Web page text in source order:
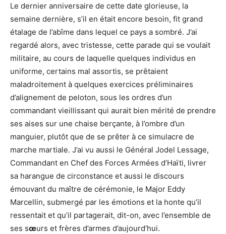
Le dernier anniversaire de cette date glorieuse, la
semaine dernière, s’il en était encore besoin, fit grand
étalage de l’abîme dans lequel ce pays a sombré. J’ai
regardé alors, avec tristesse, cette parade qui se voulait
militaire, au cours de laquelle quelques individus en
uniforme, certains mal assortis, se prêtaient
maladroitement à quelques exercices préliminaires
d’alignement de peloton, sous les ordres d’un
commandant vieillissant qui aurait bien mérité de prendre
ses aises sur une chaise berçante, à l’ombre d’un
manguier, plutôt que de se prêter à ce simulacre de
marche martiale. J’ai vu aussi le Général Jodel Lessage,
Commandant en Chef des Forces Armées d’Haïti, livrer
sa harangue de circonstance et aussi le discours
émouvant du maître de cérémonie, le Major Eddy
Marcellin, submergé par les émotions et la honte qu’il
ressentait et qu’il partagerait, dit-on, avec l’ensemble de
ses sœurs et frères d’armes d’aujourd’hui.